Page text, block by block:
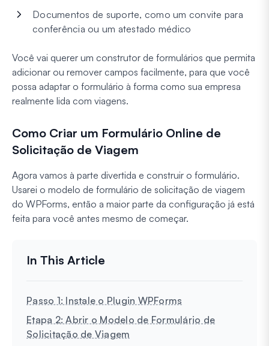
Documentos de suporte, como um convite para
conferência ou um atestado médico
Você vai querer um construtor de formulários que permita
adicionar ou remover campos facilmente, para que você
possa adaptar o formulário à forma como sua empresa
realmente lida com viagens.
Como Criar um Formulário Online de
Solicitação de Viagem
Agora vamos à parte divertida e construir o formulário.
Usarei o modelo de formulário de solicitação de viagem
do WPForms, então a maior parte da configuração já está
feita para você antes mesmo de começar.
Passo 1: Instale o Plugin WPForms
Etapa 2: Abrir o Modelo de Formulário de
Solicitação de Viagem